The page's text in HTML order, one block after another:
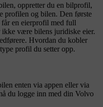
oppretter du en bilprofil,
profilen og bilen. Den første
en eierprofil med full
ikke være bilens juridiske eier.
Hvordan du kobler
profil du setter opp.
enten via appen eller via
du logge inn med din Volvo